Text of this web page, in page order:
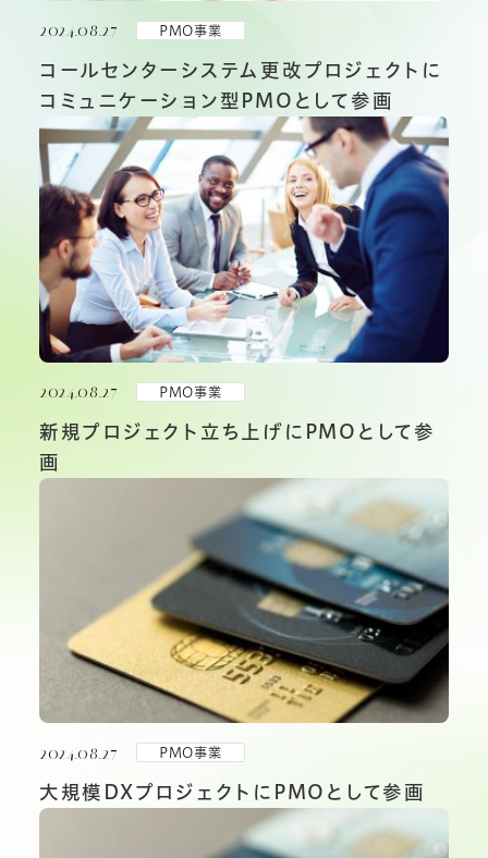
2024.08.27 PMO事業
コールセンターシステム更改プロジェクトに
コミュニケーション型PMOとして参画
2024.08.27 PMO事業
新規プロジェクト立ち上げにPMOとして参
画
2024.08.27 PMO事業
大規模DXプロジェクトにPMOとして参画